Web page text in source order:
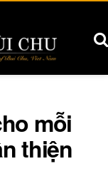
mỗi
thiện